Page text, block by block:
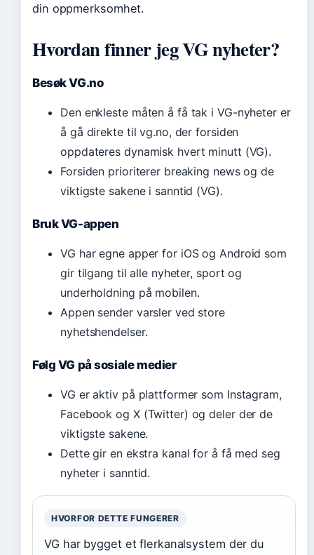
din oppmerksomhet.
Hvordan finner jeg VG nyheter?
Besøk VG.no
Den enkleste måten å få tak i VG-nyheter er
å gå direkte til vg.no, der forsiden
oppdateres dynamisk hvert minutt (VG).
Forsiden prioriterer breaking news og de
viktigste sakene i sanntid (VG).
Bruk VG-appen
VG har egne apper for iOS og Android som
gir tilgang til alle nyheter, sport og
underholdning på mobilen.
Appen sender varsler ved store
nyhetshendelser.
Følg VG på sosiale medier
VG er aktiv på plattformer som Instagram,
Facebook og X (Twitter) og deler der de
viktigste sakene.
Dette gir en ekstra kanal for å få med seg
nyheter i sanntid.
HVORFOR DETTE FUNGERER
VG har bygget et flerkanalsystem der du